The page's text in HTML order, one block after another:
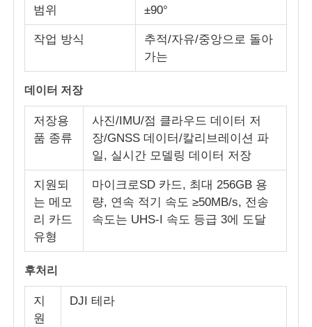
범위
±90°
작업 방식
추적/자유/중앙으로 돌아
가는
데이터 저장
저장용
품 종류
사진/IMU/점 클라우드 데이터 저
장/GNSS 데이터/칼리브레이션 파
일, 실시간 모델링 데이터 저장
지원되
는 메모
리 카드
유형
마이크로SD 카드, 최대 256GB 용
량, 연속 적기 속도 ≥50MB/s, 전송
속도는 UHS-I 속도 등급 3에 도달
후처리
지
원
DJI 테라